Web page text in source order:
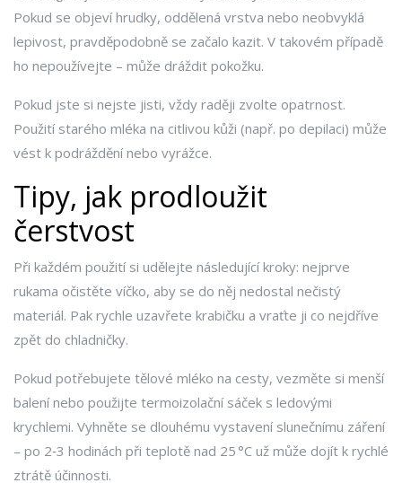
Pokud se objeví hrudky, oddělená vrstva nebo neobvyklá
lepivost, pravděpodobně se začalo kazit. V takovém případě
ho nepoužívejte – může dráždit pokožku.
Pokud jste si nejste jisti, vždy raději zvolte opatrnost.
Použití starého mléka na citlivou kůži (např. po depilaci) může
vést k podráždění nebo vyrážce.
Tipy, jak prodloužit
čerstvost
Při každém použití si udělejte následující kroky: nejprve
rukama očistěte víčko, aby se do něj nedostal nečistý
materiál. Pak rychle uzavřete krabičku a vraťte ji co nejdříve
zpět do chladničky.
Pokud potřebujete tělové mléko na cesty, vezměte si menší
balení nebo použijte termoizolační sáček s ledovými
krychlemi. Vyhněte se dlouhému vystavení slunečnímu záření
– po 2‑3 hodinách při teplotě nad 25 °C už může dojít k rychlé
ztrátě účinnosti.